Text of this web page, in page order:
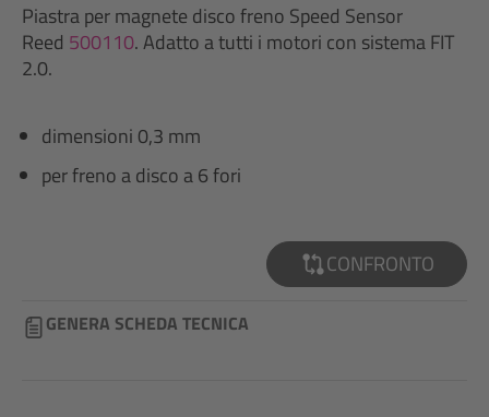
Piastra per magnete disco freno Speed Sensor
Reed 500110. Adatto a tutti i motori con sistema FIT
2.0.
dimensioni 0,3 mm
per freno a disco a 6 fori
CONFRONTO
GENERA SCHEDA TECNICA